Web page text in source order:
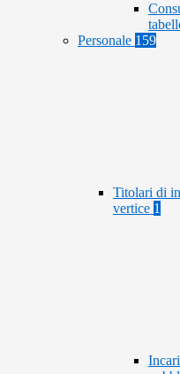
Personale 159
Titolari di
vertice 1